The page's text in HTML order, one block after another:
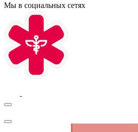
Мы в социальных сетях